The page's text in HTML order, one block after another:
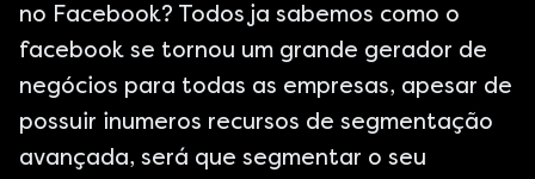
no Facebook? Todos ja sabemos como o
facebook se tornou um grande gerador de
negócios para todas as empresas, apesar de
possuir inumeros recursos de segmentação
avançada, será que segmentar o seu